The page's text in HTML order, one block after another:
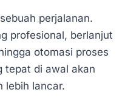
perjalanan.
profesional, berlanjut
otomasi proses
tepat di awal akan
lebih lancar.